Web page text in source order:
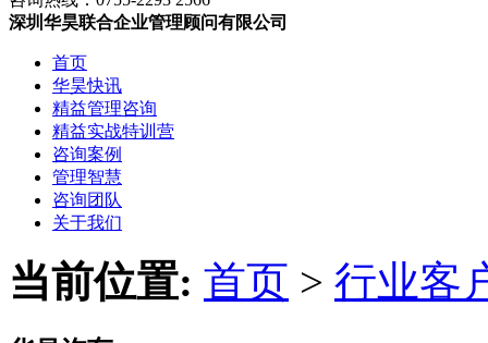
深圳华昊联合企业管理顾问有限公司
首页
华昊快讯
精益管理咨询
精益实战特训营
咨询案例
管理智慧
咨询团队
关于我们
当前位置: 首页 > 行业客